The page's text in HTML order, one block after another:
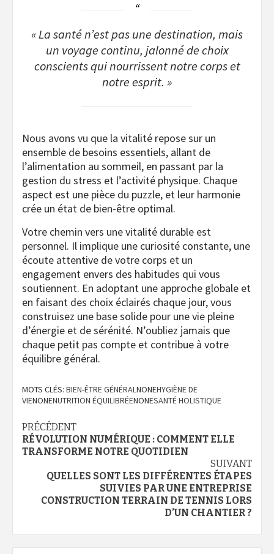
« La santé n’est pas une destination, mais
un voyage continu, jalonné de choix
conscients qui nourrissent notre corps et
notre esprit. »
Nous avons vu que la vitalité repose sur un
ensemble de besoins essentiels, allant de
l’alimentation au sommeil, en passant par la
gestion du stress et l’activité physique. Chaque
aspect est une pièce du puzzle, et leur harmonie
crée un état de bien-être optimal.
Votre chemin vers une vitalité durable est
personnel. Il implique une curiosité constante, une
écoute attentive de votre corps et un
engagement envers des habitudes qui vous
soutiennent. En adoptant une approche globale et
en faisant des choix éclairés chaque jour, vous
construisez une base solide pour une vie pleine
d’énergie et de sérénité. N’oubliez jamais que
chaque petit pas compte et contribue à votre
équilibre général.
MOTS CLÉS: BIEN-ÊTRE GÉNÉRALNONEHYGIÈNE DE
VIENONENUTRITION ÉQUILIBRÉENONESANTÉ HOLISTIQUE
Navigation
d’article
PRÉCÉDENT
RÉVOLUTION NUMÉRIQUE : COMMENT ELLE
TRANSFORME NOTRE QUOTIDIEN
SUIVANT
QUELLES SONT LES DIFFÉRENTES ÉTAPES
SUIVIES PAR UNE ENTREPRISE
CONSTRUCTION TERRAIN DE TENNIS LORS
D’UN CHANTIER ?